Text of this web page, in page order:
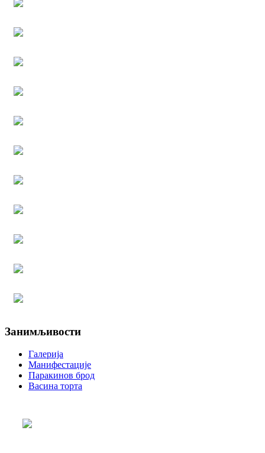
Занимљивости
Галерија
Манифестације
Паракинов брод
Васина торта